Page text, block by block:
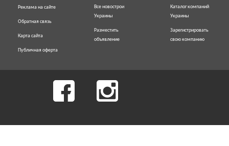
Реклама на сайте
Обратная связь
Карта сайта
Публичная оферта
Все новострои
Украины
Разместить
объявление
Каталог компаний
Украины
Зарегистрировать
свою компанию